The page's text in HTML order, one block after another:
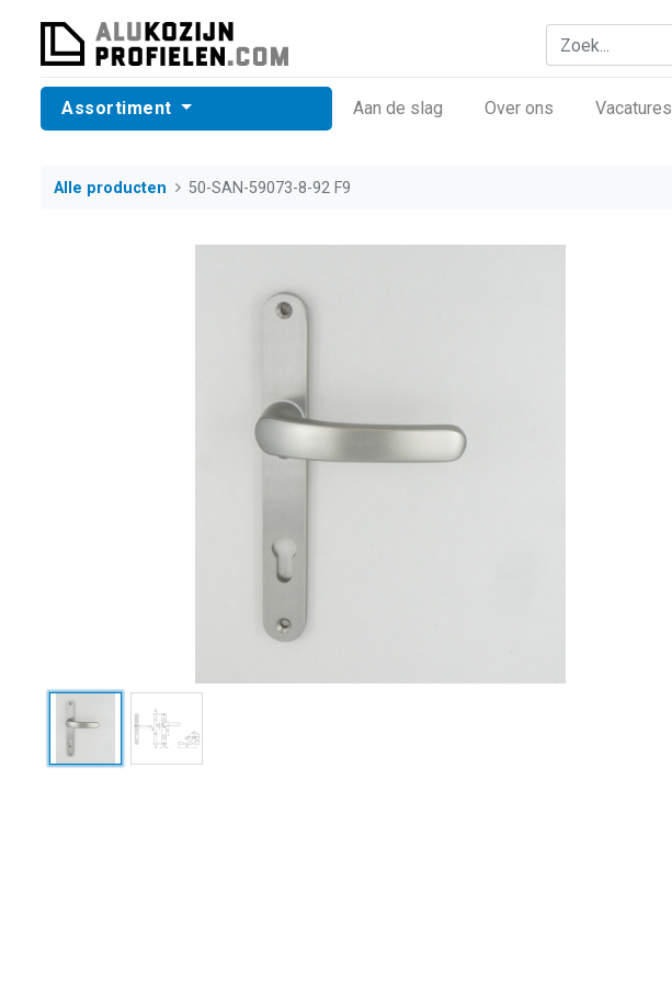
Assortiment ​Aan de slag Over ons Vacatures
Alle producten 50-SAN-59073-8-92 F9